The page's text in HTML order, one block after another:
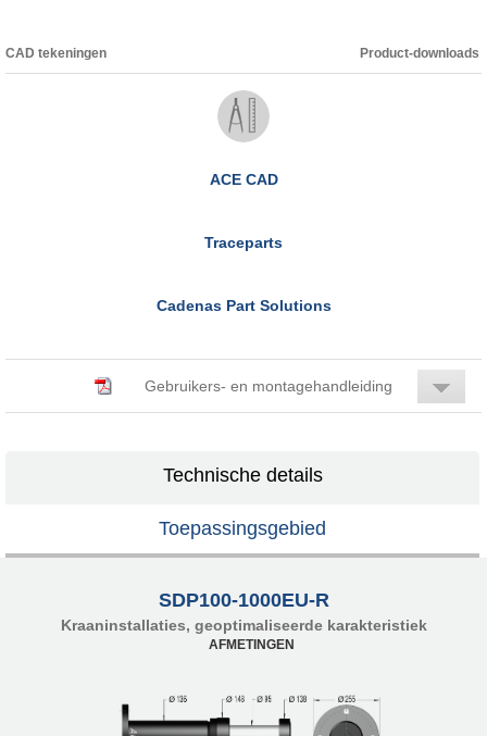
CAD tekeningen Product-downloads
ACE CAD
Traceparts
Cadenas Part Solutions
Gebruikers- en montagehandleiding
Technische details
Toepassingsgebied
SDP100-1000EU-R
Kraaninstallaties, geoptimaliseerde karakteristiek
AFMETINGEN